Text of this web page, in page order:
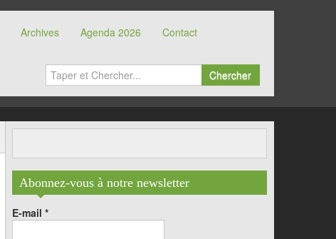
Archives Agenda 2026 Contact
Chercher
Abonnez-vous à notre newsletter
E-mail *